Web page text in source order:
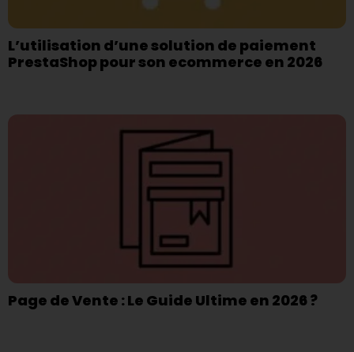
L’utilisation d’une solution de paiement
PrestaShop pour son ecommerce en 2026
Page de Vente : Le Guide Ultime en 2026 ?